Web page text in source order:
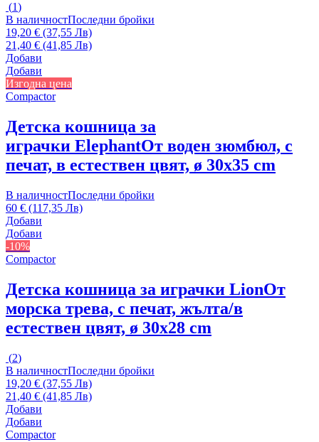
(1)
В наличностПоследни бройки
19,20 € (37,55 Лв)
21,40 € (41,85 Лв)
Добави
Добави
Изгодна цена
Compactor
Детска кошница за
играчки ElephantОт воден зюмбюл, с
печат, в естествен цвят, ø 30x35 cm
В наличностПоследни бройки
60 € (117,35 Лв)
Добави
Добави
-10%
Compactor
Детска кошница за играчки LionОт
морска трева, с печат, жълта/в
естествен цвят, ø 30x28 cm
(2)
В наличностПоследни бройки
19,20 € (37,55 Лв)
21,40 € (41,85 Лв)
Добави
Добави
Compactor